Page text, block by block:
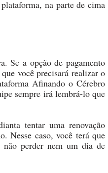
na parte de cima
Se a opção de pagamento
você precisará realizar o
Afinando o Cérebro
sempre irá lembrá-lo que
tentar uma renovação
Nesse caso, você terá que
não perder nem um dia de